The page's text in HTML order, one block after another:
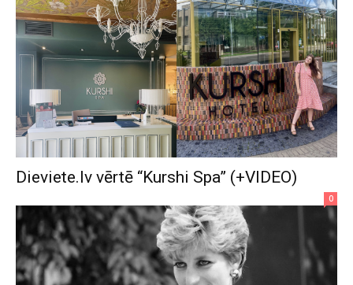
Dieviete.lv vērtē “Kurshi Spa” (+VIDEO)
0